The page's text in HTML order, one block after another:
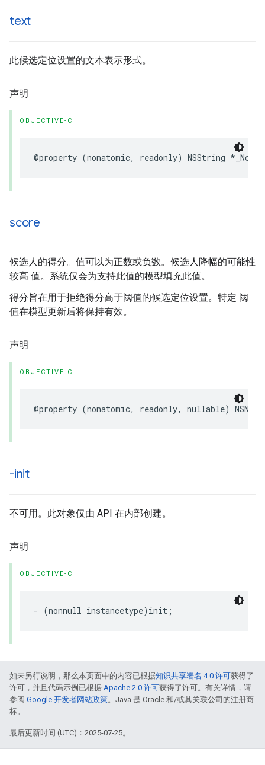
text
此候选定位设置的文本表示形式。
声明
OBJECTIVE-C
@property (nonatomic, readonly) NSString *
score
候选人的得分。值可以为正数或负数。候选人降幅的可能性
较高 值。系统仅会为支持此值的模型填充此值。
得分旨在用于拒绝得分高于阈值的候选定位设置。特定 阈
值在模型更新后将保持有效。
声明
OBJECTIVE-C
@property (nonatomic, readonly, nullable)
-init
不可用。此对象仅由 API 在内部创建。
声明
OBJECTIVE-C
- (nonnull instancetype) init ;
如未另行说明，那么本页面中的内容已根据知识共享署名 4.0 许可获得了
许可，并且代码示例已根据 Apache 2.0 许可获得了许可。有关详情，请
参阅 Google 开发者网站政策。Java 是 Oracle 和/或其关联公司的注册商
标。
最后更新时间 (UTC)：2025-07-25。